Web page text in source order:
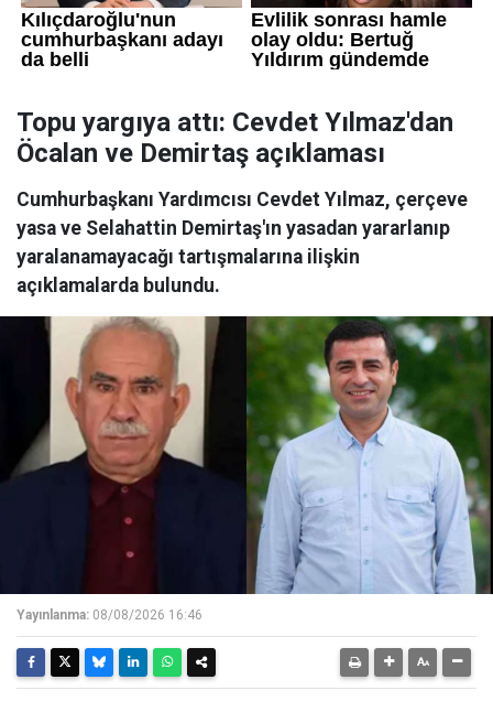
Topu yargıya attı: Cevdet Yılmaz'dan
Öcalan ve Demirtaş açıklaması
Cumhurbaşkanı Yardımcısı Cevdet Yılmaz, çerçeve
yasa ve Selahattin Demirtaş'ın yasadan yararlanıp
yaralanamayacağı tartışmalarına ilişkin
açıklamalarda bulundu.
Yayınlanma: 08/08/2026 16:46